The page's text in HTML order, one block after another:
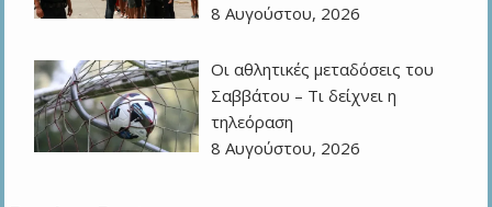
8 Αυγούστου, 2026
Οι αθλητικές μεταδόσεις του
Σαββάτου – Τι δείχνει η
τηλεόραση
8 Αυγούστου, 2026